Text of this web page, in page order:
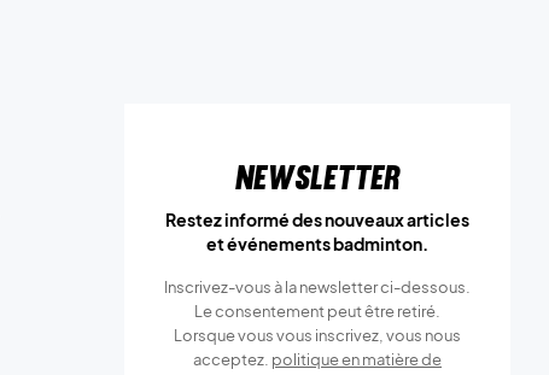
Newsletter
Restez informé des nouveaux articles
et événements badminton.
Inscrivez-vous à la newsletter ci-dessous.
Le consentement peut être retiré.
Lorsque vous vous inscrivez, vous nous
acceptez. politique en matière de